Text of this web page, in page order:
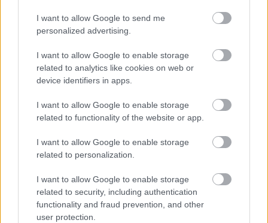
I want to allow Google to send me
personalized advertising.
I want to allow Google to enable storage
related to analytics like cookies on web or
device identifiers in apps.
I want to allow Google to enable storage
related to functionality of the website or app.
I want to allow Google to enable storage
related to personalization.
I want to allow Google to enable storage
related to security, including authentication
functionality and fraud prevention, and other
user protection.